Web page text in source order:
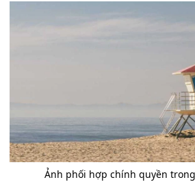
Ảnh phối hợp chính quyền